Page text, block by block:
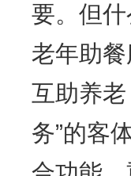
要。但
老年助
互助养
务”的客